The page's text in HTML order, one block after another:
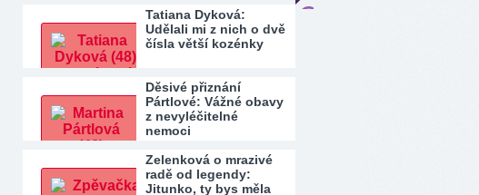
Tatiana Dyková:
Udělali mi z nich o dvě
čísla větší kozénky
Děsivé přiznání
Pártlové: Vážné obavy
z nevyléčitelné
nemoci
Zelenková o mrazivé
radě od legendy:
Jitunko, ty bys měla